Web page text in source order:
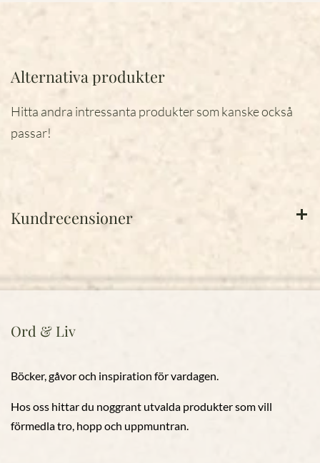
Alternativa produkter
Hitta andra intressanta produkter som kanske också
passar!
Kundrecensioner
Ord & Liv
Böcker, gåvor och inspiration för vardagen.
Hos oss hittar du noggrant utvalda produkter som vill
förmedla tro, hopp och uppmuntran.